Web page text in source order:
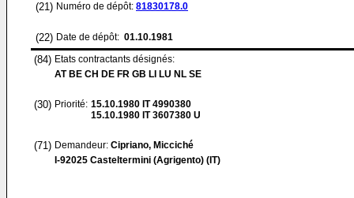
(21) Numéro de dépôt: 81830178.0
(22) Date de dépôt: 01.10.1981
(84) Etats contractants désignés:
AT BE CH DE FR GB LI LU NL SE
(30) Priorité: 15.10.1980 IT 4990380
15.10.1980 IT 3607380 U
(71) Demandeur: Cipriano, Micciché
I-92025 Casteltermini (Agrigento) (IT)